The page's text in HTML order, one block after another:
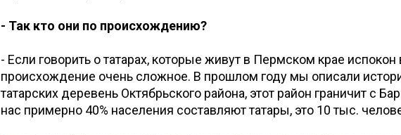
- Так кто они по происхождению?
- Если говорить о татарах, которые живут в Пермском крае испокон
происхождение очень сложное. В прошлом году мы описали
татарских деревень Октябрьского района, этот район граничит с
нас примерно 40% населения составляют татары, это 10 тыс.